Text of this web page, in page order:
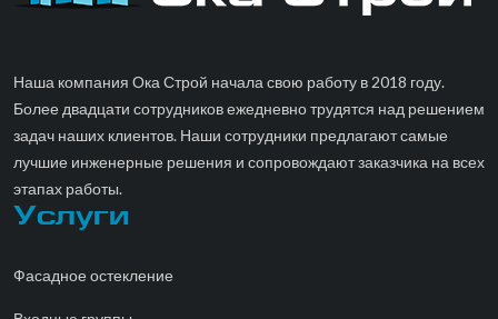
Наша компания Ока Строй начала свою работу в 2018 году.
Более двадцати сотрудников ежедневно трудятся над решением
задач наших клиентов. Наши сотрудники предлагают самые
лучшие инженерные решения и сопровождают заказчика на всех
этапах работы.
Услуги
Фасадное остекление